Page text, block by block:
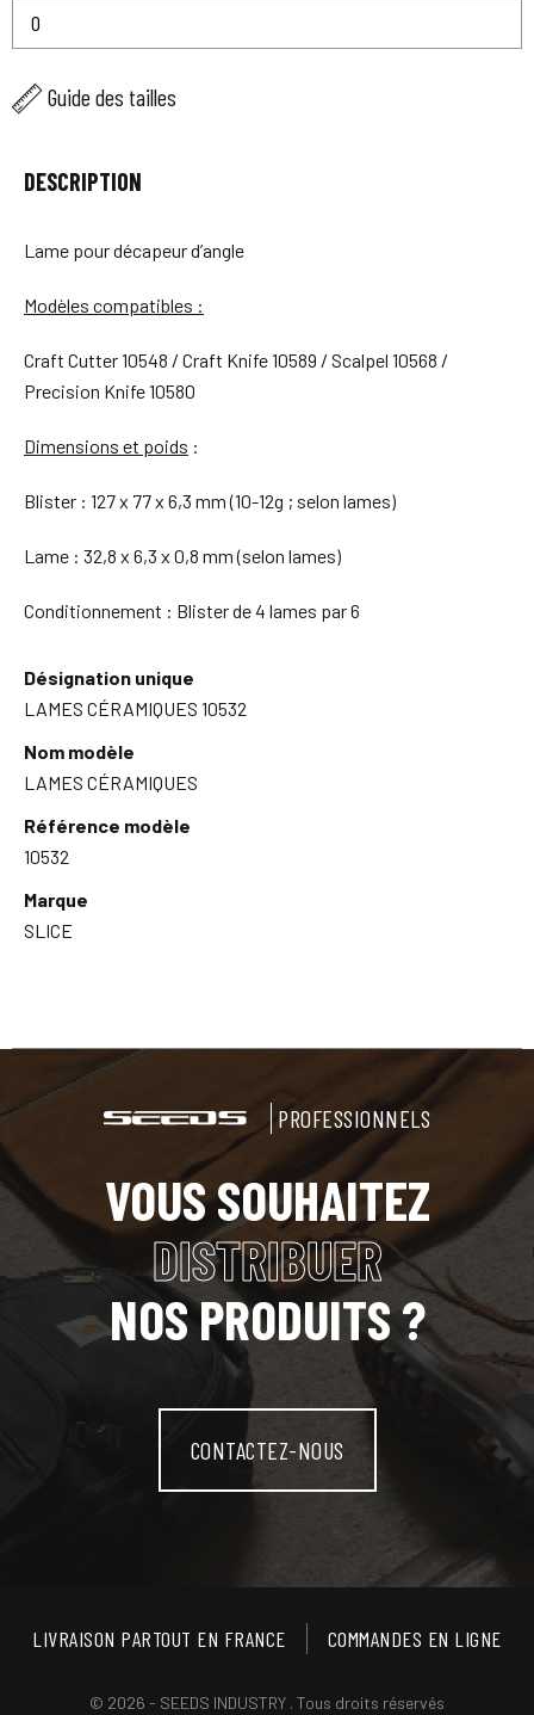
Guide des tailles
DESCRIPTION
Lame pour décapeur d’angle
Modèles compatibles :
Craft Cutter 10548 / Craft Knife 10589 / Scalpel 10568 /
Precision Knife 10580
Dimensions et poids :
Blister : 127 x 77 x 6,3 mm (10-12g ; selon lames)
Lame : 32,8 x 6,3 x 0,8 mm (selon lames)
Conditionnement : Blister de 4 lames par 6
Désignation unique
LAMES CÉRAMIQUES 10532
Nom modèle
LAMES CÉRAMIQUES
Référence modèle
10532
Marque
SLICE
PROFESSIONNELS
VOUS SOUHAITEZ
DISTRIBUER
NOS PRODUITS ?
CONTACTEZ-NOUS
LIVRAISON PARTOUT EN FRANCE COMMANDES EN LIGNE
© 2026 - SEEDS INDUSTRY . Tous droits réservés